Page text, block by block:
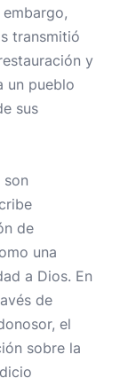
transmitió
y
un pueblo
sus
son
de
una
a Dios. En
de
el
sobre la